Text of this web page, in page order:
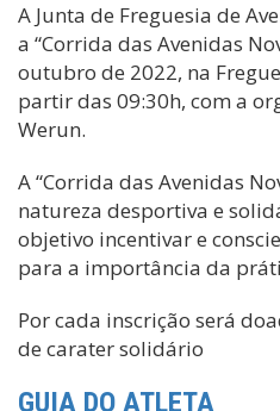
A Junta de Freguesia de
a “Corrida das Avenidas
outubro de 2022, na
partir das 09:30h, com a
Werun.
A “Corrida das Avenidas
natureza desportiva e
objetivo incentivar e
para a importância da
Por cada inscrição será
de carater solidário
GUIA DO ATLETA